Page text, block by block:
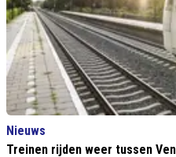
Nieuws
Treinen rijden weer tussen